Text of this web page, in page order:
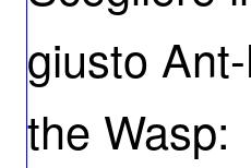
giusto
the Wasp: